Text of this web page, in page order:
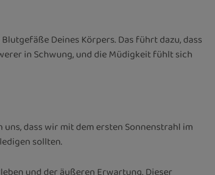
Deines Körpers. Das führt dazu, dass
in Schwung, und die Müdigkeit fühlt sich
dass wir mit dem ersten Sonnenstrahl im
sollten.